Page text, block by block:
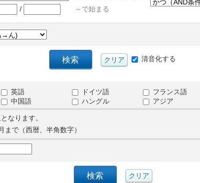
/ ～で始まる
清音化する
英語 ドイツ語 フランス語
中国語 ハングル アジア
なります。
月まで（西暦、半角数字）